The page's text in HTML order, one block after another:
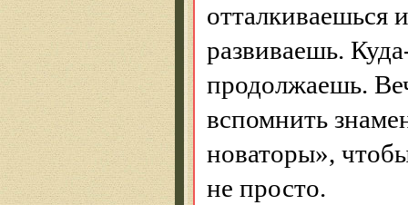
отталкиваешься
развиваешь.
продолжаешь.
вспомнить
новаторы»,
не просто.